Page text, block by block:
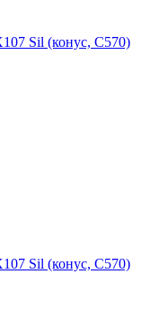
Sil (конус, C570)
Sil (конус, C570)